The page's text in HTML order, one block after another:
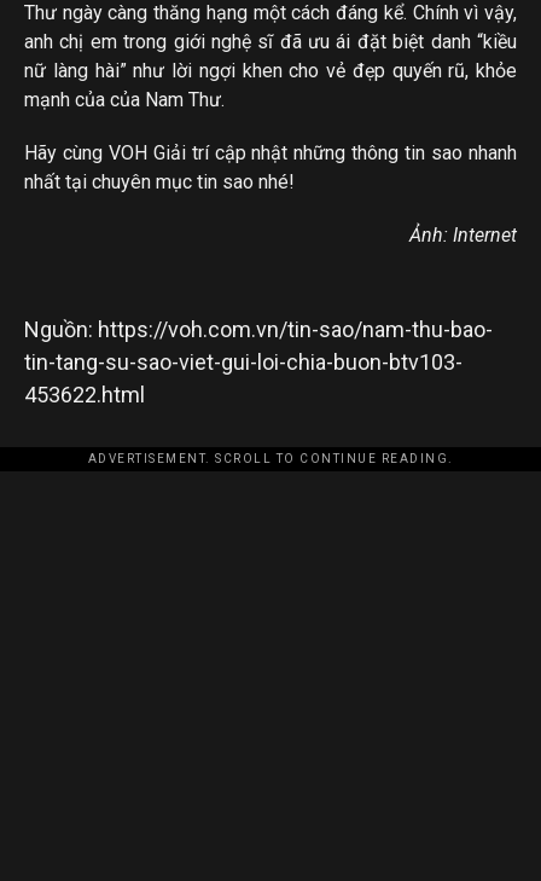
Thư ngày càng thăng hạng một cách đáng kể. Chính vì vậy,
anh chị em trong giới nghệ sĩ đã ưu ái đặt biệt danh “kiều
nữ làng hài” như lời ngợi khen cho vẻ đẹp quyến rũ, khỏe
mạnh của của Nam Thư.
Hãy cùng VOH Giải trí cập nhật những thông tin sao nhanh
nhất tại chuyên mục tin sao nhé!
Ảnh: Internet
Nguồn: https://voh.com.vn/tin-sao/nam-thu-bao-
tin-tang-su-sao-viet-gui-loi-chia-buon-btv103-
453622.html
ADVERTISEMENT. SCROLL TO CONTINUE READING.